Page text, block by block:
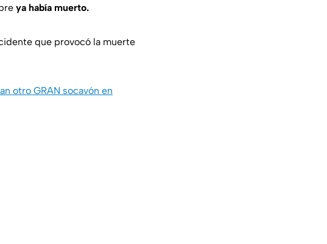
ya había muerto.
que provocó la muerte
otro GRAN socavón en